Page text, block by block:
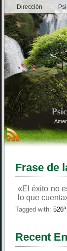
Dirección
Frase de
«El éxito no
lo que
Tagged with: 526ª
Recent